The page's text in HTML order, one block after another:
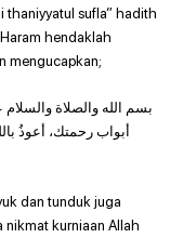
thaniyyatul sufla” hadith
hendaklah
mengucapkan;
بسم الله والصلاة
أبواب رحمتك، أعوذُ
dan tunduk juga
nikmat kurniaan Allah